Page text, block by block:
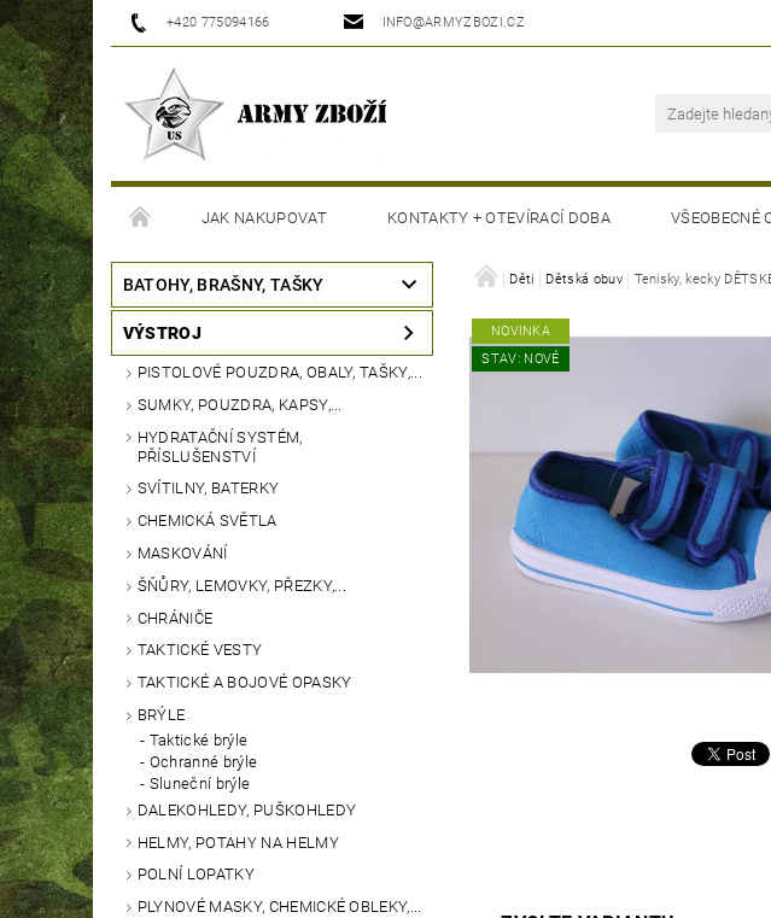
+420 775094166 INFO@ARMYZBOZI.CZ
JAK NAKUPOVAT KONTAKTY + OTEVÍRACÍ DOBA VŠEOBECNÉ
MOJE OBJEDNÁVKA
BATOHY, BRAŠNY, TAŠKY
VÝSTROJ
PISTOLOVÉ POUZDRA, OBALY, TAŠKY,...
SUMKY, POUZDRA, KAPSY,...
HYDRATAČNÍ SYSTÉM,
PŘÍSLUŠENSTVÍ
SVÍTILNY, BATERKY
CHEMICKÁ SVĚTLA
MASKOVÁNÍ
ŠŇŮRY, LEMOVKY, PŘEZKY,...
CHRÁNIČE
TAKTICKÉ VESTY
TAKTICKÉ A BOJOVÉ OPASKY
BRÝLE
Taktické brýle
Ochranné brýle
Sluneční brýle
DALEKOHLEDY, PUŠKOHLEDY
HELMY, POTAHY NA HELMY
POLNÍ LOPATKY
PLYNOVÉ MASKY, CHEMICKÉ OBLEKY,...
Děti Dětská obuv Tenisky, kecky
NOVINKA
STAV: NOVÉ